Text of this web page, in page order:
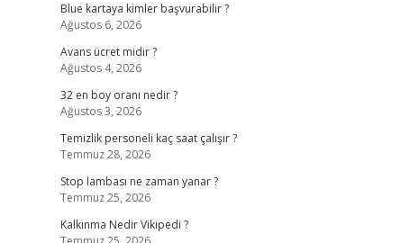
Blue kartaya kimler başvurabilir ?
Ağustos 6, 2026
Avans ücret midir ?
Ağustos 4, 2026
32 en boy oranı nedir ?
Ağustos 3, 2026
Temizlik personeli kaç saat çalışır ?
Temmuz 28, 2026
Stop lambası ne zaman yanar ?
Temmuz 25, 2026
Kalkınma Nedir Vikipedi ?